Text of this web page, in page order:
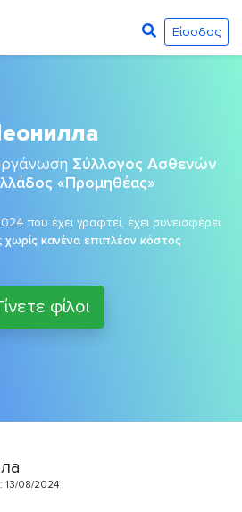
Είσοδος
Σύλλογος Ασθενών
«Προμηθέας»
που έχει γραφτεί, έχει συνεισφέρει
χωρίς κανένα επιπλέον κόστος
φίλοι
08/2024